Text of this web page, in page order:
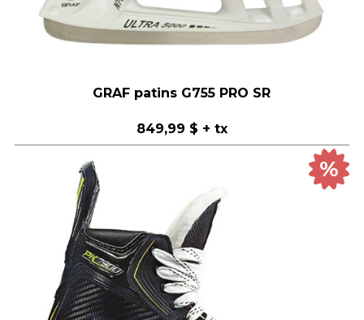
GRAF patins G755 PRO SR
849,99 $ + tx
%